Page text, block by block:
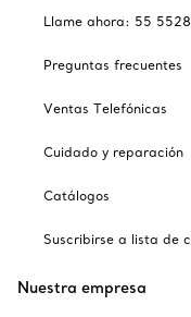
Llame ahora: 55
Preguntas frecuentes
Ventas Telefónicas
Cuidado y reparación
Catálogos
Suscribirse a lista de
Nuestra empresa